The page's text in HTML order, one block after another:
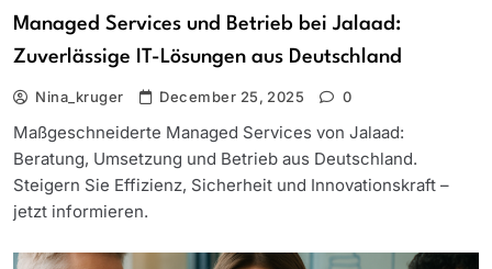
Managed Services und Betrieb bei Jalaad:
Zuverlässige IT-Lösungen aus Deutschland
Nina_kruger December 25, 2025 0
Maßgeschneiderte Managed Services von Jalaad:
Beratung, Umsetzung und Betrieb aus Deutschland.
Steigern Sie Effizienz, Sicherheit und Innovationskraft –
jetzt informieren.